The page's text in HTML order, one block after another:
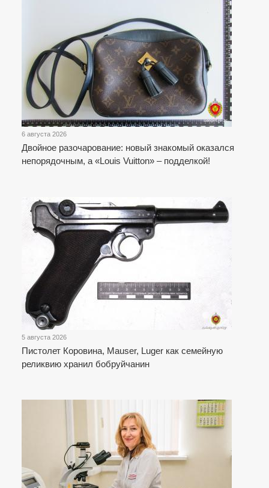
6 августа 2026
Двойное разочарование: новый знакомый оказался
непорядочным, а «Louis Vuitton» – подделкой!
5 августа 2026
Пистолет Коровина, Mauser, Luger как семейную
реликвию хранил бобруйчанин